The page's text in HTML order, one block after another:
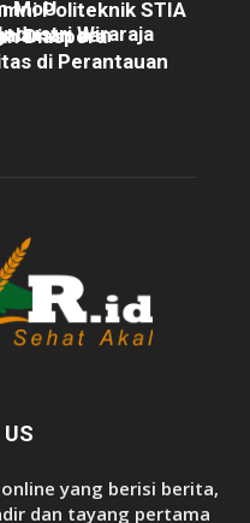
MoU
Wiraraja
Politeknik STIA
dan
Diaspora
di Perantauan
yang berisi berita,
dan tayang pertama